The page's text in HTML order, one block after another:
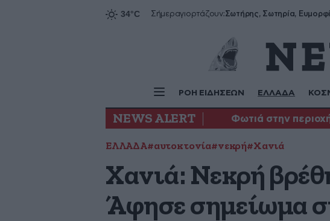
Σήμεραγιορτάζουν:
ΡΟΗ ΕΙΔΗΣΕΩΝ ΕΛΛΑΔΑ
NEWS ALERT Φωτιά στην
ΕΛΛΑΔΑ#αυτοκτονία#νεκρή#Χανιά
Χανιά: Νεκρή
Άφησε σημείωμα